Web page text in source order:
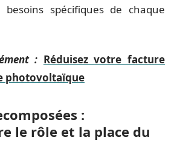
spécifiques de chaque
: Réduisez votre facture
photovoltaïque
:
le rôle et la place du